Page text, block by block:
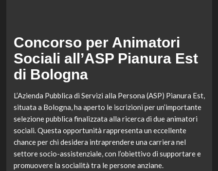
Concorso per Animatori
Sociali all’ASP Pianura Est
di Bologna
L’Azienda Pubblica di Servizi alla Persona (ASP) Pianura Est,
situata a Bologna, ha aperto le iscrizioni per un’importante
selezione pubblica finalizzata alla ricerca di due animatori
sociali. Questa opportunità rappresenta un eccellente
chance per chi desidera intraprendere una carriera nel
settore socio-assistenziale, con l’obiettivo di supportare e
promuovere la socialità tra le persone anziane.